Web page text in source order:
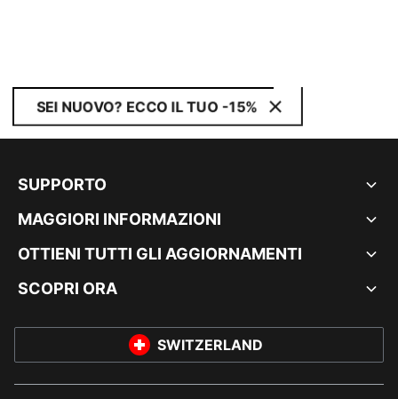
SEI NUOVO? ECCO IL TUO -15%
SUPPORTO
MAGGIORI INFORMAZIONI
OTTIENI TUTTI GLI AGGIORNAMENTI
SCOPRI ORA
SWITZERLAND